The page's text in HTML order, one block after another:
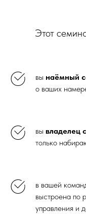
Этот
вы наёмный
о ваших
вы владелец
только
в вашей
выстроена по
управления и